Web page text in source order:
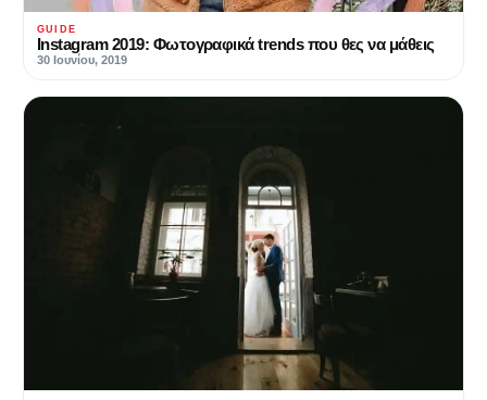
GUIDE
Instagram 2019: Φωτογραφικά trends που θες να μάθεις
30 Ιουνίου, 2019